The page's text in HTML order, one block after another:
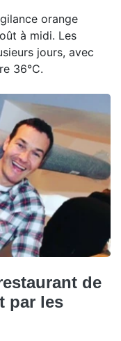
orange
à midi. Les
jours, avec
36°C.
de
par les